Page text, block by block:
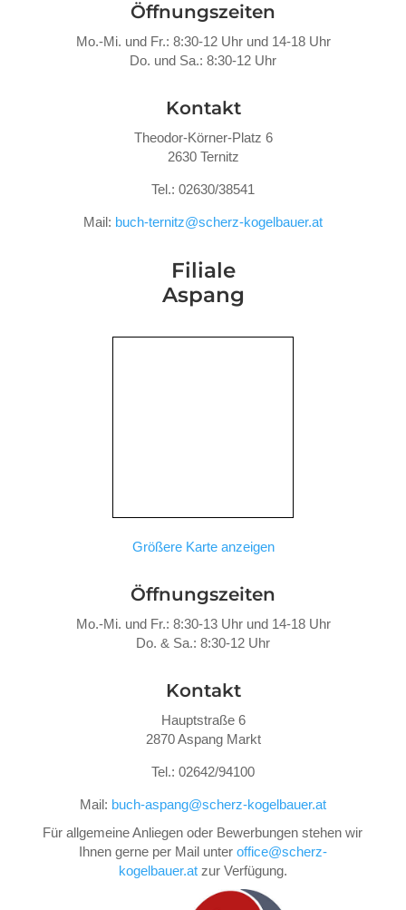
Öffnungszeiten
Mo.-Mi. und Fr.: 8:30-12 Uhr und 14-18 Uhr
Do. und Sa.: 8:30-12 Uhr
Kontakt
Theodor-Körner-Platz 6
2630 Ternitz
Tel.: 02630/38541
Mail: buch-ternitz@scherz-kogelbauer.at
Filiale
Aspang
Größere Karte anzeigen
Öffnungszeiten
Mo.-Mi. und Fr.: 8:30-13 Uhr und 14-18 Uhr
Do. & Sa.: 8:30-12 Uhr
Kontakt
Hauptstraße 6
2870 Aspang Markt
Tel.: 02642/94100
Mail: buch-aspang@scherz-kogelbauer.at
Für allgemeine Anliegen oder Bewerbungen stehen wir
Ihnen gerne per Mail unter office@scherz-
kogelbauer.atzur Verfügung.